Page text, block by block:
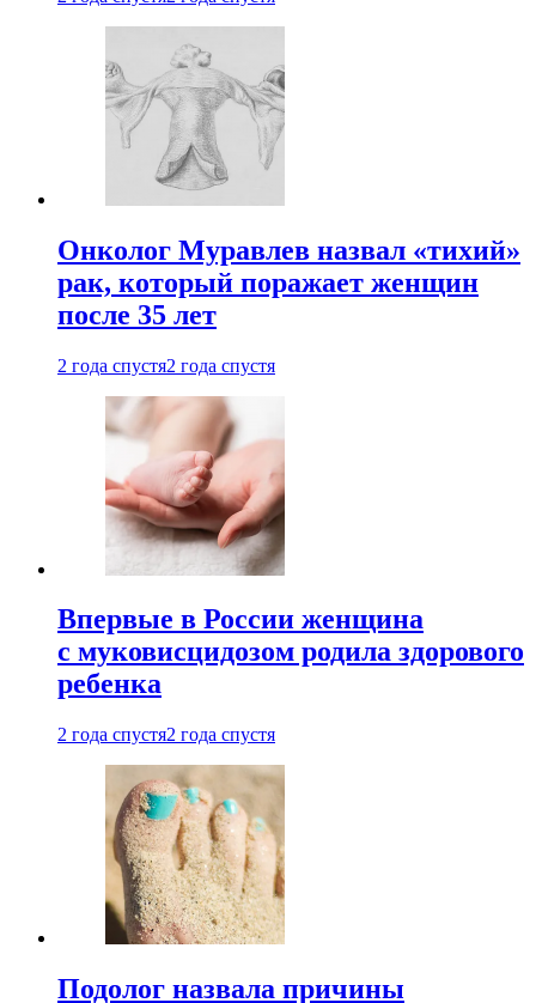
Онколог Муравлев назвал «тихий»
рак, который поражает женщин
после 35 лет
2 года спустя2 года спустя
Впервые в России женщина
с муковисцидозом родила здорового
ребенка
2 года спустя2 года спустя
Подолог назвала причины